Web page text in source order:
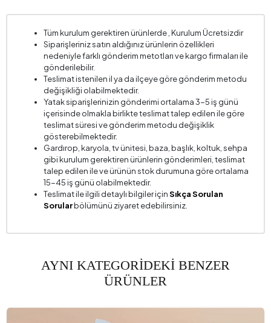
Tüm kurulum gerektiren ürünlerde , Kurulum Ücretsizdir
Siparişleriniz satın aldığınız ürünlerin özellikleri
nedeniyle farklı gönderim metotları ve kargo firmaları ile
gönderilebilir.
Teslimat istenilen il ya da ilçeye göre gönderim metodu
değişikliği olabilmektedir.
Yatak siparişlerinizin gönderimi ortalama 3-5 iş günü
içerisinde olmakla birlikte teslimat talep edilen ile göre
teslimat süresi ve gönderim metodu değişiklik
gösterebilmektedir.
Gardırop, karyola, tv ünitesi, baza, başlık, koltuk, sehpa
gibi kurulum gerektiren ürünlerin gönderimleri, teslimat
talep edilen ile ve ürünün stok durumuna göre ortalama
15-45 iş günü olabilmektedir.
Teslimat ile ilgili detaylı bilgiler içinSıkça Sorulan
Sorularbölümünü ziyaret edebilirsiniz.
AYNI KATEGORİDEKİ BENZER
ÜRÜNLER